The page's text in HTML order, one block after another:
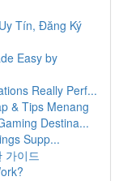
Tín, Đăng Ký
Easy by
Really Perf...
& Tips Menang
Destina...
Supp...
가이드